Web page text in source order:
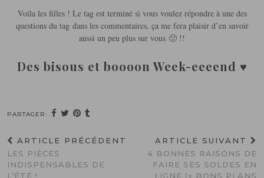
Voila les filles ! Le tag est terminé si vous voulez répondre à une des
questions du tag dans les commentaires, ça me fera plaisir d’en savoir
aussi un peu plus sur vous 🙂 !!
Des bisous et boooon Week-eeeend ♥
PARTAGER:
ARTICLE PRÉCÉDENT
LES PIÈCES
INDISPENSABLES DE
L’ÉTÉ !
ARTICLE SUIVANT
4 BONNES RAISONS DE
FAIRE SES SOLDES EN
LIGNE (+ BONS PLANS